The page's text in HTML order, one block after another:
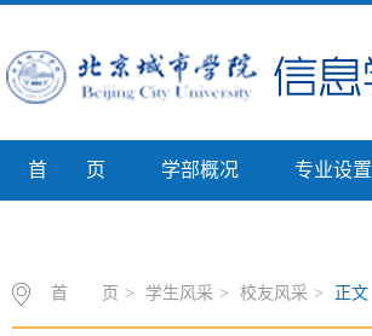
首 页 学部概况 专业设置
首 页 > 学生风采 > 校友风采 > 正文